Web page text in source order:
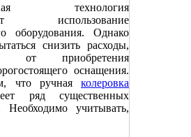
технология
использование
оборудования. Однако
снизить расходы,
от приобретения
оснащения.
что ручная колеровка
ряд существенных
Необходимо учитывать,